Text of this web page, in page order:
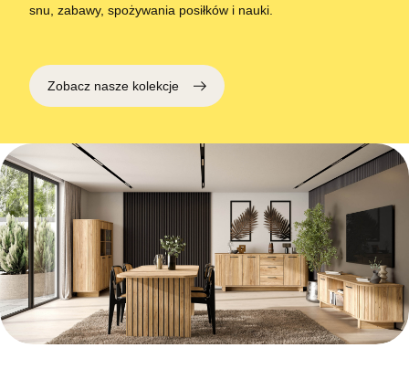
snu, zabawy, spożywania posiłków i nauki.
Zobacz nasze kolekcje